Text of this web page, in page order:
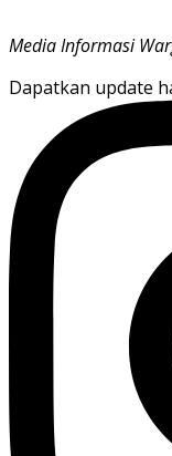
Media Informasi
Dapatkan update